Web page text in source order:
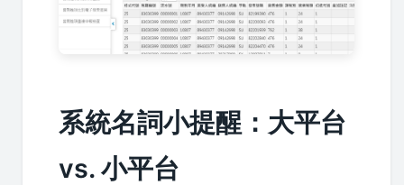
系統名詞小提醒：大平台
vs. 小平台